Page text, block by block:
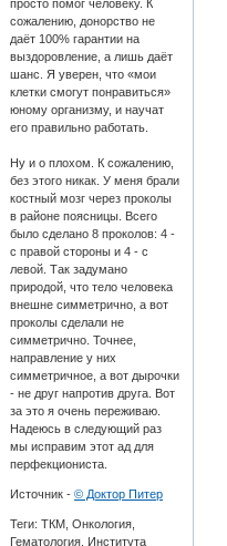
просто помог человеку. К
сожалению, донорство не
даёт 100% гарантии на
выздоровление, а лишь даёт
шанс. Я уверен, что «мои
клетки смогут понравиться»
юному организму, и научат
его правильно работать.
Ну и о плохом. К сожалению,
без этого никак. У меня брали
костный мозг через проколы
в районе поясницы. Всего
было сделано 8 проколов: 4 -
с правой стороны и 4 - с
левой. Так задумано
природой, что тело человека
внешне симметрично, а вот
проколы сделали не
симметрично. Точнее,
направление у них
симметричное, а вот дырочки
- не друг напротив друга. Вот
за это я очень переживаю.
Надеюсь в следующий раз
мы исправим этот ад для
перфекциониста.
Источник -© Доктор Питер
Теги: ТКМ, Онкология,
Гематология, Института